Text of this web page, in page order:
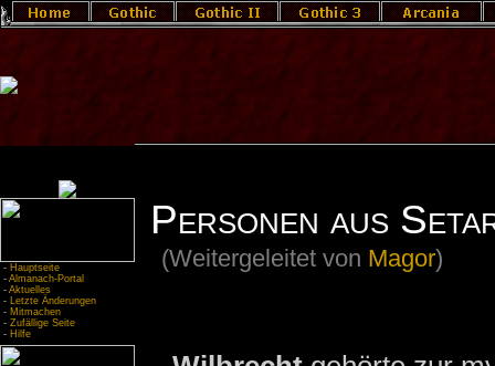
- Hauptseite
- Almanach-Portal
- Aktuelles
- Letzte Änderungen
- Mitmachen
- Zufällige Seite
- Hilfe
Personen aus
(Weitergeleitet von Magor)